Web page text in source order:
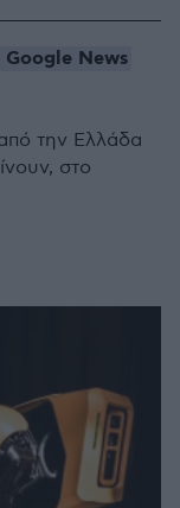
News
την Ελλάδα
στο